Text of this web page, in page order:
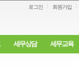
로그인 회원가입
세무상담 세무교육